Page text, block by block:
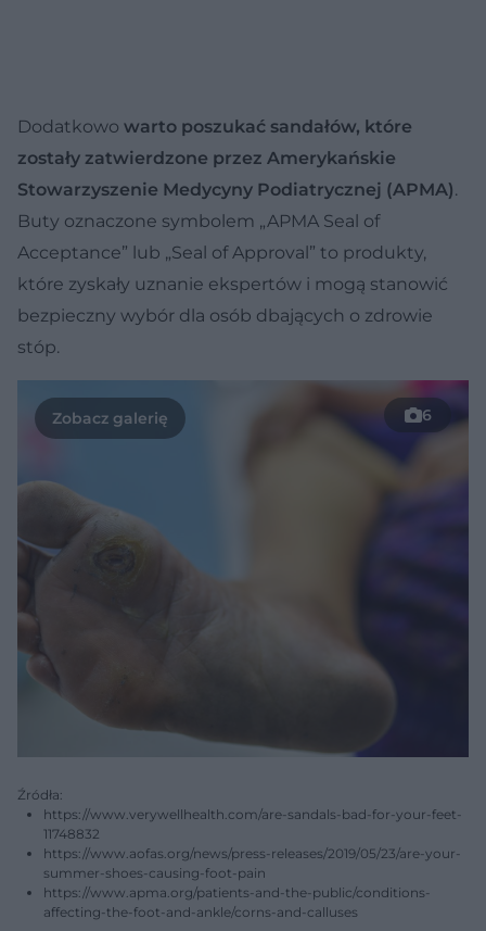
Dodatkowo warto poszukać sandałów, które
zostały zatwierdzone przez Amerykańskie
Stowarzyszenie Medycyny Podiatrycznej (APMA).
Buty oznaczone symbolem „APMA Seal of
Acceptance” lub „Seal of Approval” to produkty,
które zyskały uznanie ekspertów i mogą stanowić
bezpieczny wybór dla osób dbających o zdrowie
stóp.
6
Źródła:
https://www.verywellhealth.com/are-sandals-bad-for-your-feet-
11748832
https://www.aofas.org/news/press-releases/2019/05/23/are-your-
summer-shoes-causing-foot-pain
https://www.apma.org/patients-and-the-public/conditions-
affecting-the-foot-and-ankle/corns-and-calluses